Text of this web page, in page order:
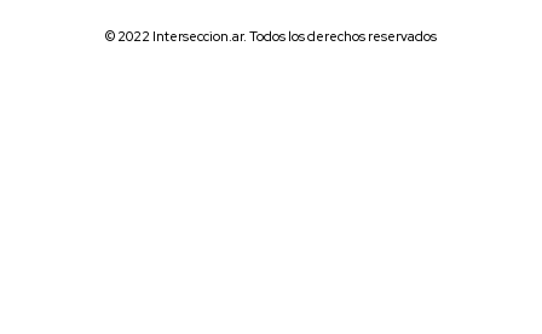
© 2022 Interseccion.ar. Todos los derechos reservados